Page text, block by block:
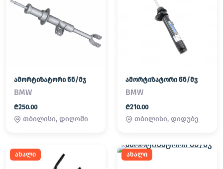
ამორტიზატორი წნ/მჯ
BMW
₾250.00
თბილისი, დიღომი
ამორტიზატორი წნ/მჯ
BMW
₾210.00
თბილისი, დიდუბე
ახალი ახალი